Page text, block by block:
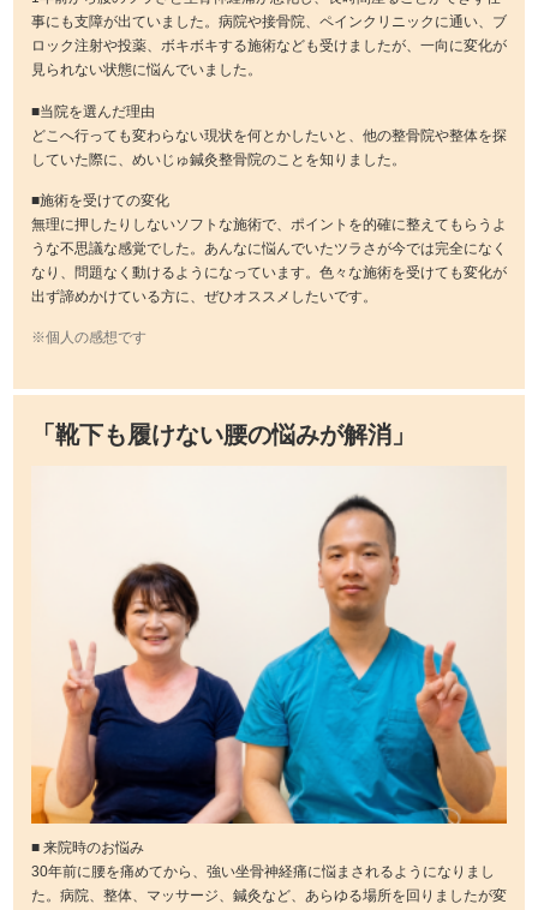
事にも支障が出ていました。病院や接骨院、ペインクリニックに通い、ブ
ロック注射や投薬、ボキボキする施術なども受けましたが、一向に変化が
見られない状態に悩んでいました。
■当院を選んだ理由
どこへ行っても変わらない現状を何とかしたいと、他の整骨院や整体を探
していた際に、めいじゅ鍼灸整骨院のことを知りました。
■施術を受けての変化
無理に押したりしないソフトな施術で、ポイントを的確に整えてもらうよ
うな不思議な感覚でした。あんなに悩んでいたツラさが今では完全になく
なり、問題なく動けるようになっています。色々な施術を受けても変化が
出ず諦めかけている方に、ぜひオススメしたいです。
※個人の感想です
「靴下も履けない腰の悩みが解消」
■ 来院時のお悩み
30年前に腰を痛めてから、強い坐骨神経痛に悩まされるようになりまし
た。病院、整体、マッサージ、鍼灸など、あらゆる場所を回りましたが変